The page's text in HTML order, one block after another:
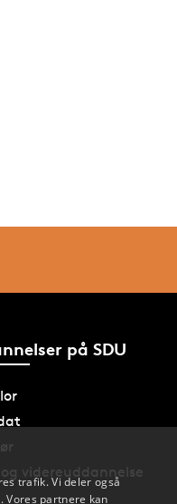
på SDU
videreuddannelse
trafik. Vi deler også
Vores partnere kan